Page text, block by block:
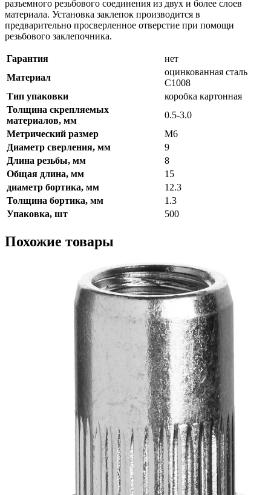
разъемного резьбового соединения из двух и более слоев
материала. Установка заклепок производится в
предварительно просверленное отверстие при помощи
резьбового заклепочника.
Гарантия
нет
Материал
оцинкованная сталь
C1008
Тип упаковки
коробка картонная
Толщина скрепляемых
материалов, мм
0.5-3.0
Метрический размер
М6
Диаметр сверления, мм
9
Длина резьбы, мм
8
Общая длина, мм
15
диаметр бортика, мм
12.3
Толщина бортика, мм
1.3
Упаковка, шт
500
Похожие товары